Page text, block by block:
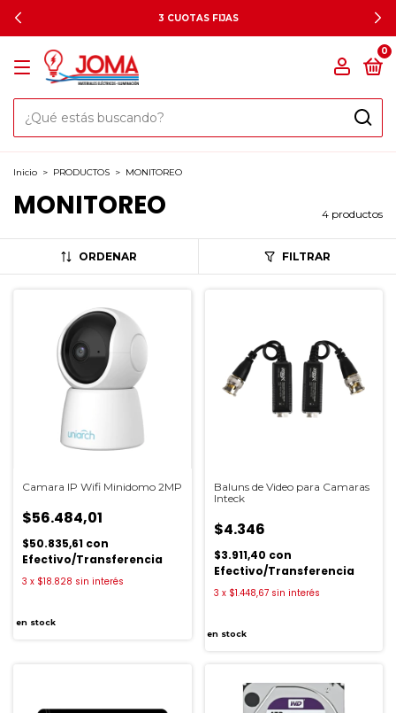
3 CUOTAS FIJAS
0
Inicio > PRODUCTOS > MONITOREO
MONITOREO 4 productos
ORDENAR FILTRAR
Camara IP Wifi Minidomo 2MP
$56.484,01
$50.835,61 con
Efectivo/Transferencia
3 x $18.828 sin interés
en stock
Baluns de Video para Camaras
Inteck
$4.346
$3.911,40 con
Efectivo/Transferencia
3 x $1.448,67 sin interés
en stock